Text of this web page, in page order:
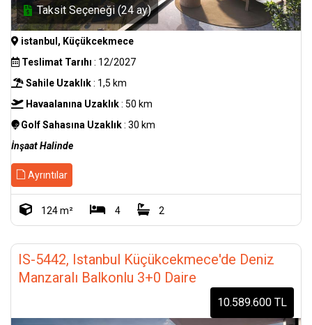
Taksit Seçeneği (24 ay)
istanbul, Küçükcekmece
Teslimat Tarıhı : 12/2027
Sahile Uzaklık: 1,5 km
Havaalanına Uzaklık: 50 km
Golf Sahasına Uzaklık: 30 km
İnşaat Halinde
Ayrıntılar
124 m² 4 2
IS-5442, Istanbul Küçükcekmece'de Deniz
Manzaralı Balkonlu 3+0 Daire
10.589.600 TL